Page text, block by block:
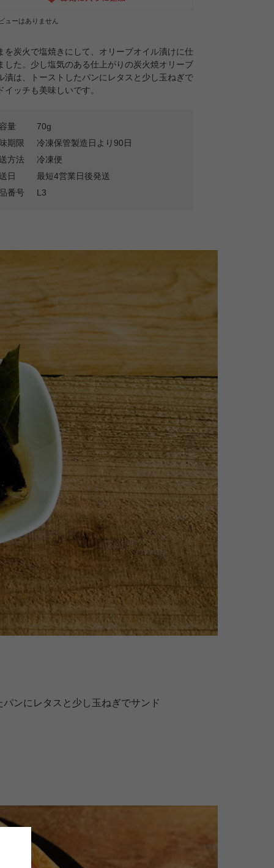
ューはありません
を炭火で塩焼きにして、オリーブオイル漬けに仕
した。少し塩気のある仕上がりの炭火焼オリーブ
漬は、トーストしたパンにレタスと少し玉ねぎで
イッチも美味しいです。
量
70g
期限
冷凍保管製造日より90日
方法
冷凍便
日
最短4営業日後発送
番号
L3
ンにレタスと少し玉ねぎでサンド